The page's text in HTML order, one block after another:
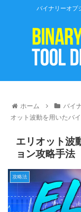
バイナリーオプ
ホーム バイ
オット波動を用いたバ
エリオット波
ョン攻略手法
攻略法